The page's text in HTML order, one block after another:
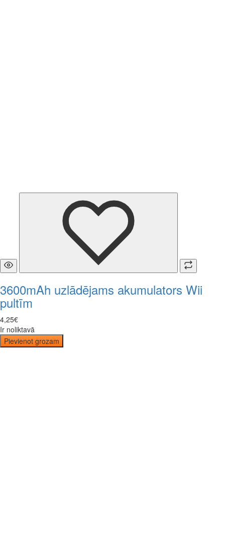
3600mAh uzlādējams akumulators Wii
pultīm
4,25€
Ir noliktavā
Pievienot grozam